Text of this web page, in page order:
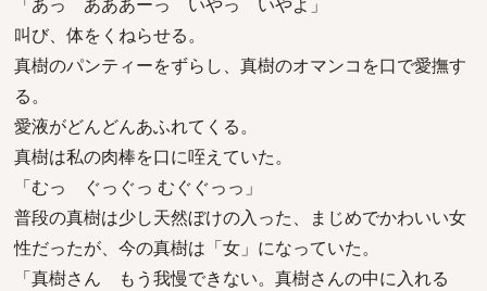
叫び、体をくねらせる。
真樹のパンティーをずらし、真樹のオマンコを口で愛撫す
る。
愛液がどんどんあふれてくる。
真樹は私の肉棒を口に咥えていた。
「むっ ぐっぐっ むぐぐっっ」
普段の真樹は少し天然ぼけの入った、まじめでかわいい女
性だったが、今の真樹は「女」になっていた。
「真樹さん もう我慢できない。真樹さんの中に入れる